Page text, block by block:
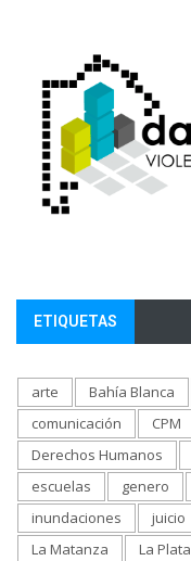
ETIQUETAS
arte Bahía Blanca
comunicación
CPM
Derechos Humanos
escuelas
genero
inundaciones
juicio
La Matanza
La Plata